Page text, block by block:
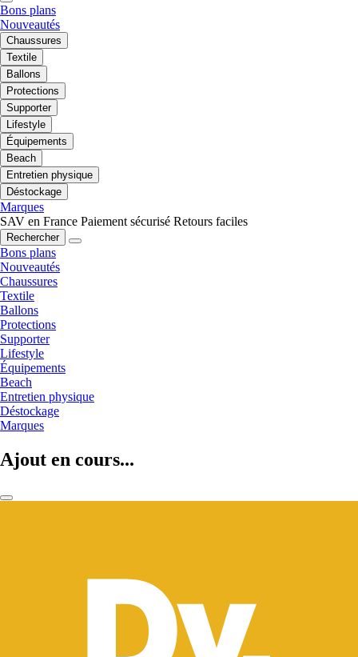
Bons plans
Nouveautés
Chaussures
Textile
Ballons
Protections
Supporter
Lifestyle
Équipements
Beach
Entretien physique
Déstockage
Marques
SAV en France Paiement sécurisé Retours faciles
Rechercher
Bons plans
Nouveautés
Chaussures
Textile
Ballons
Protections
Supporter
Lifestyle
Équipements
Beach
Entretien physique
Déstockage
Marques
Ajout en cours...